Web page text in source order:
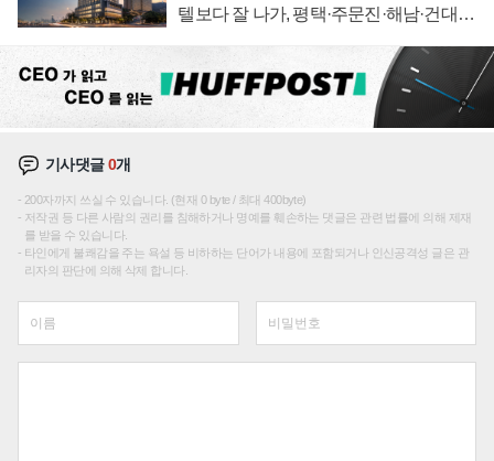
텔보다 잘 나가, 평택·주문진·해남·건대로
기사댓글0개
200자까지 쓰실 수 있습니다. (현재 0 byte / 최대 400byte)
저작권 등 다른 사람의 권리를 침해하거나 명예를 훼손하는 댓글은 관련 법률에 의해 제재
를 받을 수 있습니다.
타인에게 불쾌감을 주는 욕설 등 비하하는 단어가 내용에 포함되거나 인신공격성 글은 관
리자의 판단에 의해 삭제 합니다.